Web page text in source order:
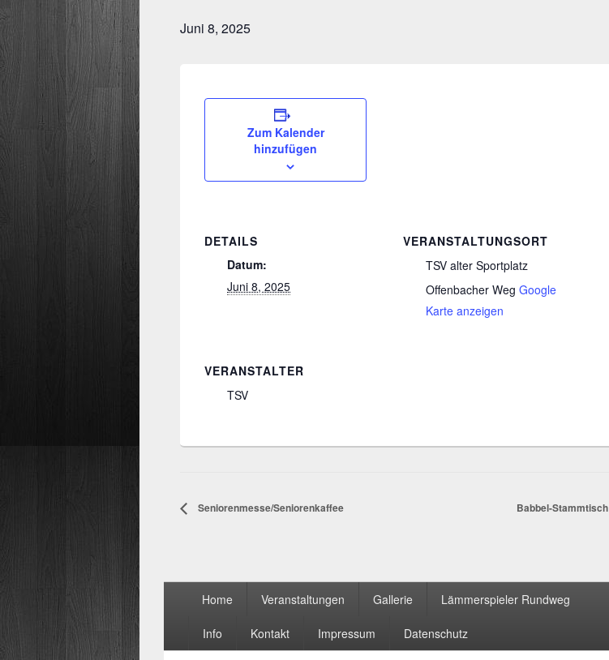
Juni 8, 2025
Zum Kalender
hinzufügen
DETAILS
Datum:
Juni 8, 2025
VERANSTALTUNGSORT
TSV alter Sportplatz
Offenbacher Weg Google
Karte anzeigen
VERANSTALTER
TSV
Seniorenmesse/Seniorenkaffee Babbel-Stammtisch
Home Veranstaltungen Gallerie Lämmerspieler Rundweg
Info Kontakt Impressum Datenschutz